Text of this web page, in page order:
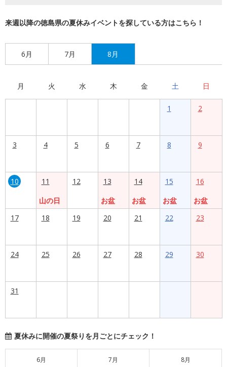
来週以降の徳島県の夏休みイベントを探している方はこちら！
6月 7月 8月
月 火 水 木 金 土 日
1 2
3 4 5 6 7 8 9
10
11
山の日
12
13
お盆
14
お盆
15
お盆
16
お盆
17
18 19 20 21 22 23
24 25 26 27 28 29 30
31
夏休みに開催の夏祭りを月ごとにチェック！
6月 7月 8月